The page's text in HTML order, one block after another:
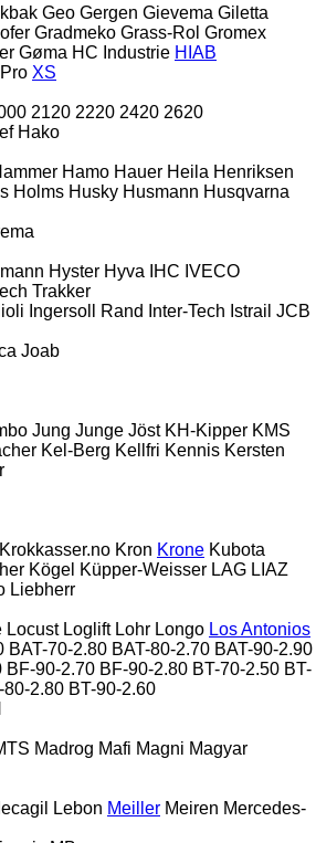
Geo Gergen Gievema Giletta
Gradmeko Grass-Rol Gromex
Gøma HC Industrie HIAB
XS
2120 2220 2420 2620
Hako
Hamo Hauer Heila Henriksen
Holms Husky Husmann Husqvarna
Hyster Hyva IHC IVECO
Trakker
Ingersoll Rand Inter-Tech Istrail JCB
Joab
Jung Junge Jöst KH-Kipper KMS
Kel-Berg Kellfri Kennis Kersten
Krokkasser.no Kron Krone Kubota
Kögel Küpper-Weisser LAG LIAZ
Liebherr
Locust Loglift Lohr Longo Los Antonios
BAT-70-2.80 BAT-80-2.70 BAT-90-2.90
BF-90-2.70 BF-90-2.80 BT-70-2.50 BT-
80-2.80 BT-90-2.60
Madrog Mafi Magni Magyar
Lebon Meiller Meiren Mercedes-